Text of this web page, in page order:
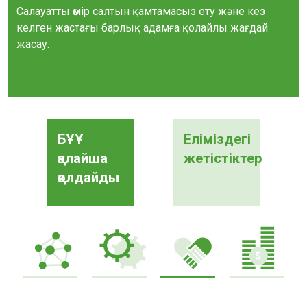
Салауатты өмір салтын қамтамасыз ету және кез
келген жастағы барлық адамға қолайлы жағдай
жасау.
БҰҰ
қалайша
қолдайды
Еліміздегі
жетістіктер